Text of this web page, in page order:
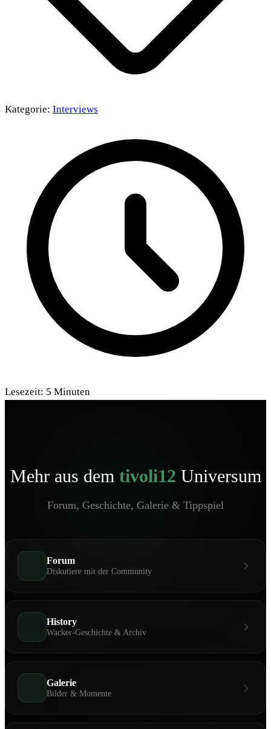
Kategorie: Interviews
Lesezeit: 5 Minuten
Mehr aus dem tivoli12 Universum
Forum, Geschichte, Galerie & Tippspiel
Forum
Diskutiere mit der Community
History
Wacker-Geschichte & Archiv
Galerie
Bilder & Momente